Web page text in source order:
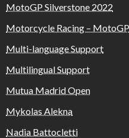
MotoGP Silverstone 2022
Motorcycle Racing – MotoGP
Multi-language Support
Multilingual Support
Mutua Madrid Open
Mykolas Alekna
Nadia Battocletti